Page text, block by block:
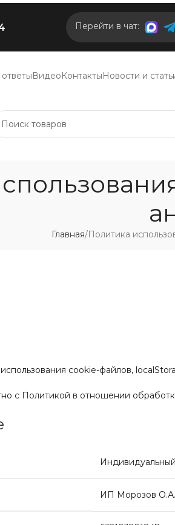
Перейти в чат:
ВидеоКонтактыНовости и
Главная Политика
cookie-файлов,
с Политикой в отношении
ИП Морозов О.А.